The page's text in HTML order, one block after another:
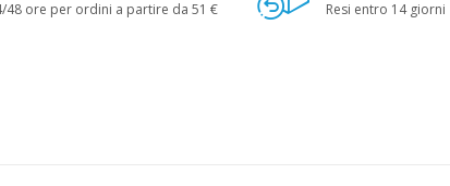
48 ore per ordini a partire da 51 € Resi entro 14 giorni